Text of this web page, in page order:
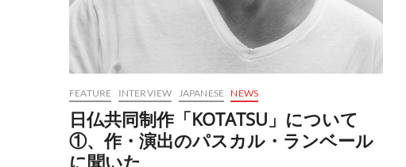
FEATURE INTERVIEW JAPANESE NEWS
日仏共同制作「KOTATSU」について
①、作・演出のパスカル・ランベール
に聞いた